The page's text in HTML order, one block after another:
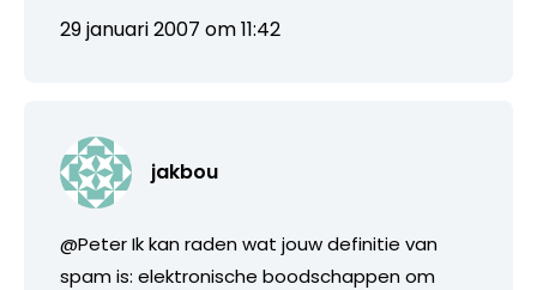
29 januari 2007 om 11:42
jakbou
@Peter Ik kan raden wat jouw definitie van
spam is: elektronische boodschappen om